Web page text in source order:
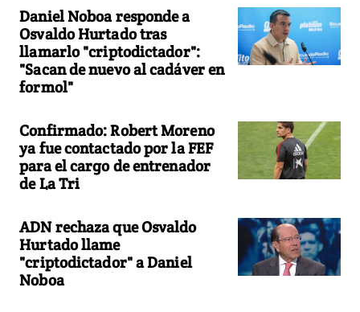
Daniel Noboa responde a
Osvaldo Hurtado tras
llamarlo "criptodictador":
"Sacan de nuevo al cadáver en
formol"
Confirmado: Robert Moreno
ya fue contactado por la FEF
para el cargo de entrenador
de La Tri
ADN rechaza que Osvaldo
Hurtado llame
"criptodictador" a Daniel
Noboa